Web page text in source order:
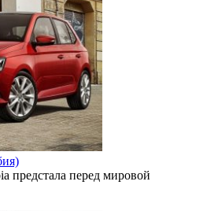
предстала перед мировой